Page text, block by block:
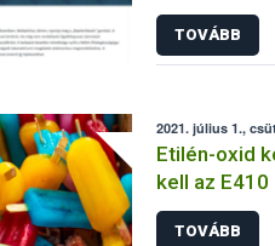
indult a
TOVÁBB
2021. július 1.,
Etilén-oxid
kell az
tartalmazó
TOVÁBB